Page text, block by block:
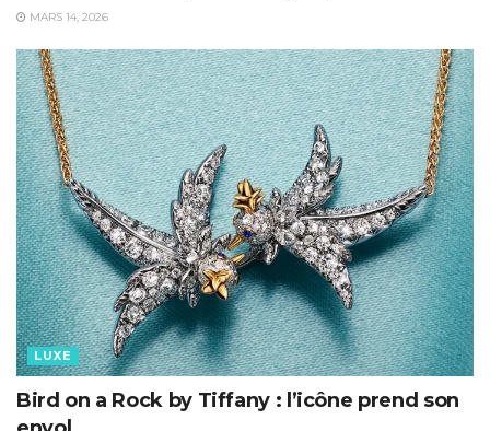
MARS 14, 2026
LUXE
Bird on a Rock by Tiffany : l’icône prend son